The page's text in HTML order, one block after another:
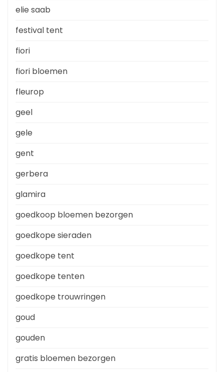
elie saab
festival tent
fiori
fiori bloemen
fleurop
geel
gele
gent
gerbera
glamira
goedkoop bloemen bezorgen
goedkope sieraden
goedkope tent
goedkope tenten
goedkope trouwringen
goud
gouden
gratis bloemen bezorgen